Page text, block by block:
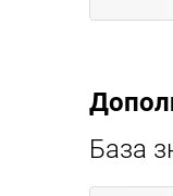
База